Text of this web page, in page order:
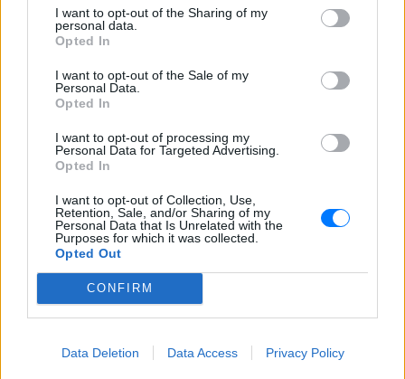
I want to opt-out of the Sharing of my
personal data.
Opted In
I want to opt-out of the Sale of my
Personal Data.
Opted In
I want to opt-out of processing my
Personal Data for Targeted Advertising.
Opted In
I want to opt-out of Collection, Use,
Retention, Sale, and/or Sharing of my
Personal Data that Is Unrelated with the
Purposes for which it was collected.
Opted Out
CONFIRM
Data Deletion Data Access Privacy Policy
Μπρούνα δέχεται το... κέρατο αλλά με τρεις όρους.
«Πρέπει να είναι διακριτικός, να χρησιμοποιεί
είχε ζητήσει η Βραζιλιάνα.